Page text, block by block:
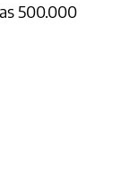
500.000